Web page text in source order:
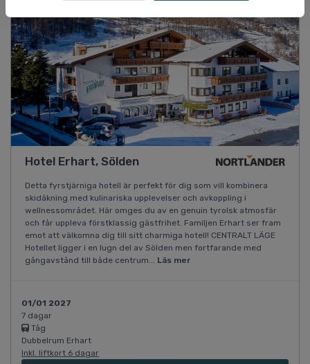
Hotel Erhart, Sölden
Detta fyrstjärniga hotell är perfekt för dig som vill kombinera
skidåkning med kulinariska upplevelser och avkoppling i
wellnessområdet. Här omges du av en genuin tyrolsk atmosfär
och får uppleva förstklassig gästfrihet. Familjen Erhart ser fram
emot att välkomna dig till sitt charmiga hotell! CENTRALT LÄGE
Hotellet ligger i en lugn del av Sölden men fortfarande med
gångavstånd till både centrum... Läs mer
01/01 2027
7 dagar
Tåg
Dubbelrum Erhart
Inkl. liftkort 6 dagar